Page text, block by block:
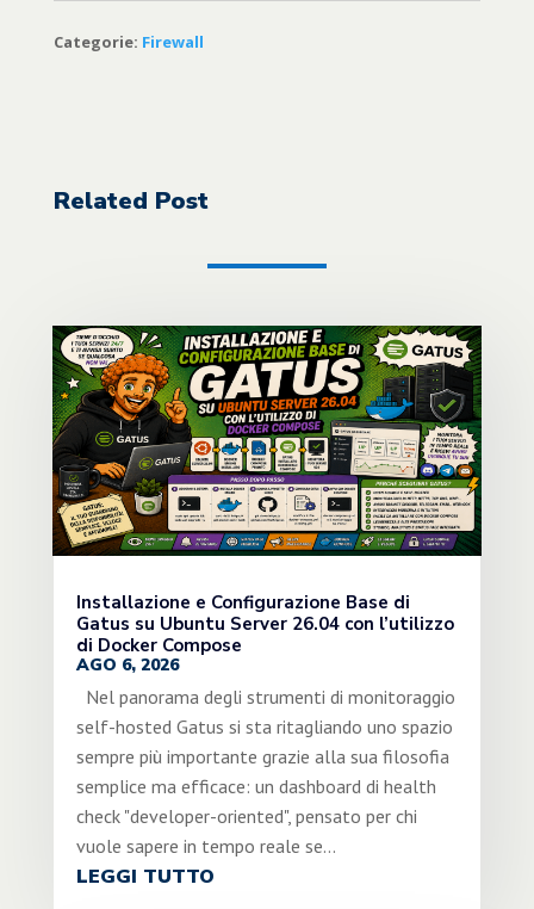
Categorie: Firewall
Related Post
Installazione e Configurazione Base di
Gatus su Ubuntu Server 26.04 con l’utilizzo
di Docker Compose
AGO 6, 2026
Nel panorama degli strumenti di monitoraggio
self-hosted Gatus si sta ritagliando uno spazio
sempre più importante grazie alla sua filosofia
semplice ma efficace: un dashboard di health
check "developer-oriented", pensato per chi
vuole sapere in tempo reale se...
LEGGI TUTTO